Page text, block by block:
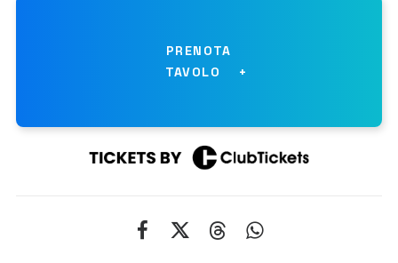
PRENOTA
TAVOLO
NOME
Cognome